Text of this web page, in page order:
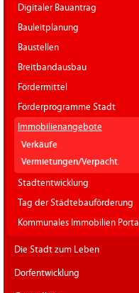
Digitaler Bauantrag
Bauleitplanung
Baustellen
Breitbandausbau
Fördermittel
Förderprogramme Stadt
Immobilienangebote
Verkäufe
Vermietungen/Verpacht.
Stadtentwicklung
Tag der Städtebauförderung
Kommunales Immobilien Portal
Die Stadt zum Leben
Dorfentwicklung